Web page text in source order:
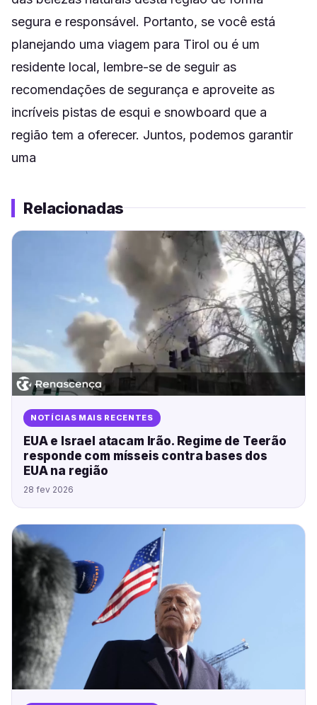
segura e responsável. Portanto, se você está
planejando uma viagem para Tirol ou é um
residente local, lembre-se de seguir as
recomendações de segurança e aproveite as
incríveis pistas de esqui e snowboard que a
região tem a oferecer. Juntos, podemos garantir
uma
Relacionadas
NOTÍCIAS MAIS RECENTES
EUA e Israel atacam Irão. Regime de Teerão
responde com mísseis contra bases dos
EUA na região
28 fev 2026